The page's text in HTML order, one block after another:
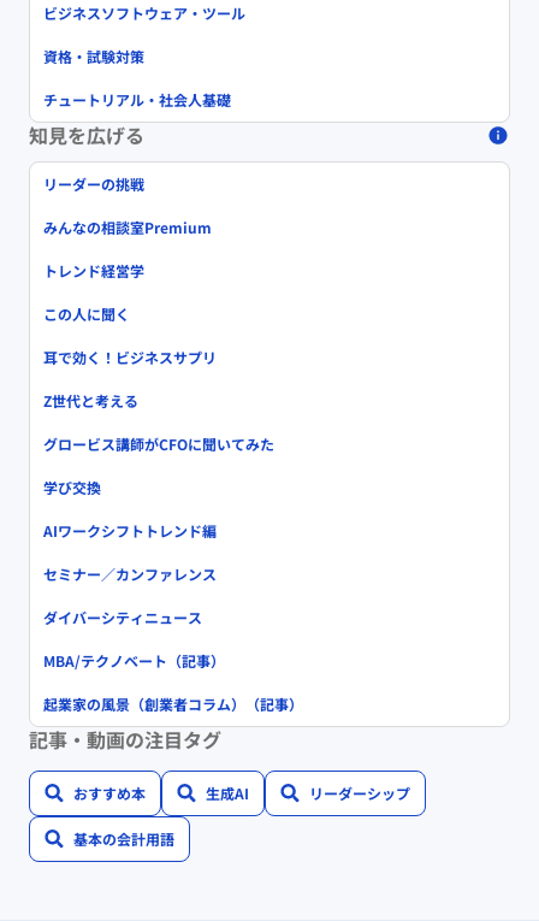
ビジネスソフトウェア・ツール
資格・試験対策
チュートリアル・社会人基礎
知見を広げる
リーダーの挑戦
みんなの相談室Premium
トレンド経営学
この人に聞く
耳で効く！ビジネスサプリ
Z世代と考える
グロービス講師がCFOに聞いてみた
学び交換
AIワークシフトトレンド編
セミナー／カンファレンス
ダイバーシティニュース
MBA/テクノベート（記事）
起業家の風景（創業者コラム）（記事）
記事・動画の注目タグ
おすすめ本 生成AI リーダーシップ
基本の会計用語